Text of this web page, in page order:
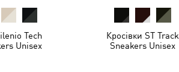
Tech
Unisex
Кросівки ST Track
Sneakers Unisex